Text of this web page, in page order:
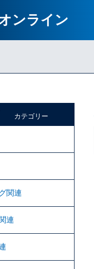
ンライン
カテゴリー
関連
連